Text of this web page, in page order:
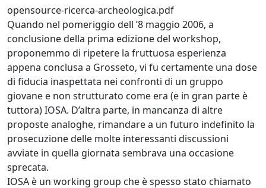
opensource-ricerca-archeologica.pdf
Quando nel pomeriggio dell ’8 maggio 2006, a
conclusione della prima edizione del workshop,
proponemmo di ripetere la fruttuosa esperienza
appena conclusa a Grosseto, vi fu certamente una dose
di fiducia inaspettata nei confronti di un gruppo
giovane e non strutturato come era (e in gran parte è
tuttora) IOSA. D’altra parte, in mancanza di altre
proposte analoghe, rimandare a un futuro indefinito la
prosecuzione delle molte interessanti discussioni
avviate in quella giornata sembrava una occasione
sprecata.
IOSA è un working group che è spesso stato chiamato